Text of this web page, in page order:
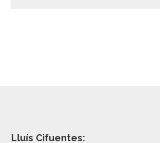
Lluís Cifuentes: